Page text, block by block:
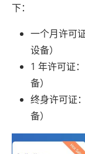
下：
一个月许可
设备）
1 年许可证
备）
终身许可证
备）